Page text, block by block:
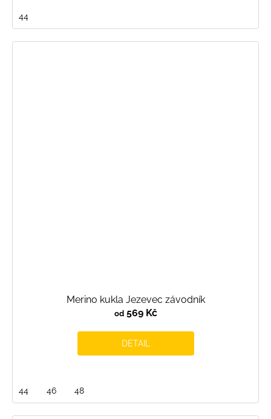
44
Merino kukla Jezevec závodník
od569 Kč
DETAIL
44 46 48